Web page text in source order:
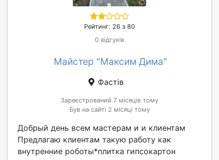
Рейтинг: 26 з 80
0 відгуків
Майстер "Максим Дима"
Фастів
Зареєстрований 7 місяців тому
Був на сайті 2 місяці тому
Добрый день всем мастерам и и клиентам
Предлагаю клиентам такую работу как
внутренние роботы*плитка гипсокартон